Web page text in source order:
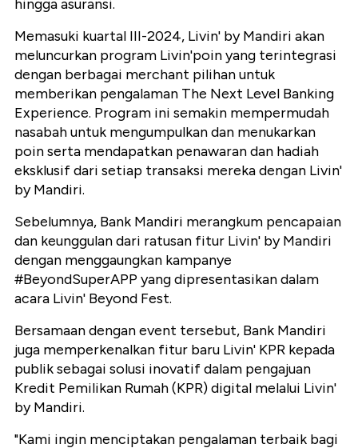
hingga asuransi.
Memasuki kuartal III-2024, Livin' by Mandiri akan
meluncurkan program Livin'poin yang terintegrasi
dengan berbagai merchant pilihan untuk
memberikan pengalaman The Next Level Banking
Experience. Program ini semakin mempermudah
nasabah untuk mengumpulkan dan menukarkan
poin serta mendapatkan penawaran dan hadiah
eksklusif dari setiap transaksi mereka dengan Livin'
by Mandiri.
Sebelumnya, Bank Mandiri merangkum pencapaian
dan keunggulan dari ratusan fitur Livin' by Mandiri
dengan menggaungkan kampanye
#BeyondSuperAPP yang dipresentasikan dalam
acara Livin' Beyond Fest.
Bersamaan dengan event tersebut, Bank Mandiri
juga memperkenalkan fitur baru Livin' KPR kepada
publik sebagai solusi inovatif dalam pengajuan
Kredit Pemilikan Rumah (KPR) digital melalui Livin'
by Mandiri.
"Kami ingin menciptakan pengalaman terbaik bagi